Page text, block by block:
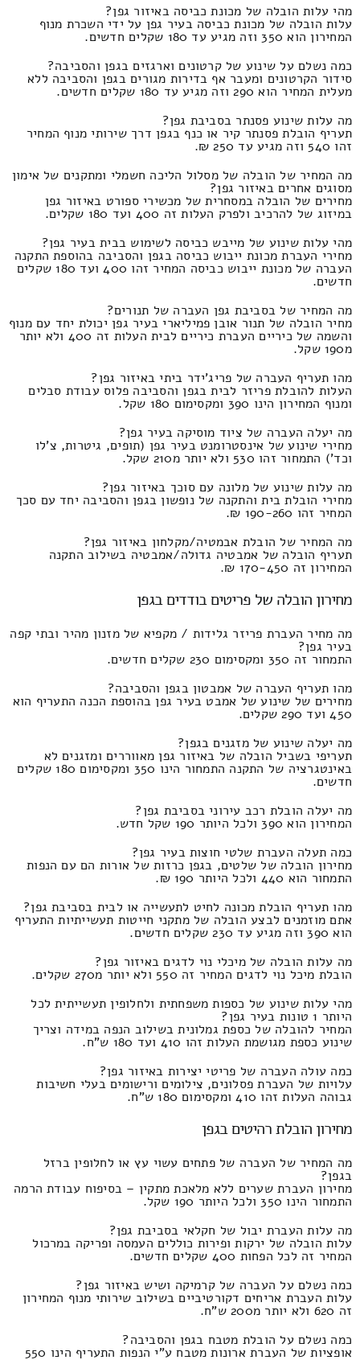
מהי עלות הובלה של מכונת כביסה באיזור גפן?
עלות הובלה של מכונת כביסה בעיר גפן על ידי השכרת מנוף
המחירון הוא 350 וזה מגיע עד 180 שקלים חדשים.
כמה נשלם על שינוע של קרטונים וארגזים בגפן והסביבה?
סידור הקרטונים ומעבר אף בדירות מגורים בגפן והסביבה ללא
מעלית המחיר הוא 290 וזה מגיע עד 180 שקלים חדשים.
מה עלות שינוע פסנתר בסביבת גפן?
תעריף הובלת פסנתר קיר או כנף בגפן דרך שירותי מנוף המחיר
זהו 540 וזה מגיע עד 250 ₪.
מה המחיר של הובלה של מסלול הליכה חשמלי ומתקנים של אימון
מסוגים אחרים באיזור גפן?
מחירים של הובלה במסחרית של מכשירי ספורט באיזור גפן
במיזוג של להרכיב ולפרק העלות זה 400 ועד 180 שקלים.
מהי עלות שינוע של מייבש כביסה לשימוש בבית בעיר גפן?
מחירי העברת מכונת ייבוש כביסה בגפן והסביבה בהוספת התקנה
העברה של מכונת ייבוש כביסה המחיר זהו 400 ועד 180 שקלים
חדשים.
מה המחיר של בסביבת גפן העברה של תנורים?
מחיר הובלה של תנור אובן פמיליארי בעיר גפן יכולת יחד עם מנוף
והשמה של כיריים העברת כיריים לבית העלות זה 400 ולא יותר
מ190 שקל.
מהו תעריף העברה של פריג'ידר ביתי באיזור גפן?
העלות להובלת פריזר לבית בגפן והסביבה פלוס עבודת סבלים
ומנוף המחירון הינו 390 ומקסימום 180 שקל.
מה יעלה העברה של ציוד מוסיקה בעיר גפן?
מחירי שינוע של אינסטרומנט בעיר גפן (תופים, גיטרות, צ'לו
וכד') התמחור זהו 530 ולא יותר מ210 שקל.
מה עלות שינוע של מלונה עם סוכך באיזור גפן?
מחירי הובלת בית והתקנה של נופשון בגפן והסביבה יחד עם סכך
המחיר זהו 190-260 ₪.
מה המחיר של הובלת אבמטיה/מקלחון באיזור גפן?
תעריף הובלה של אמבטיה גדולה/אמבטיה בשילוב התקנה
המחירון זה 170-450 ₪.
מחירון הובלה של פריטים בודדים בגפן
מה מחיר העברת פריזר גלידות / מקפיא של מזנון מהיר ובתי קפה
בעיר גפן?
התמחור זה 350 ומקסימום 230 שקלים חדשים.
מהו תעריף העברה של אמבטון בגפן והסביבה?
מחירים של שינוע של אמבט בעיר גפן בהוספת הכנה התעריף הוא
450 ועד 290 שקלים.
מה יעלה שינוע של מזגנים בגפן?
תעריפי בשביל הובלה של באיזור גפן מאווררים ומזגנים לא
באינטגרציה של התקנה התמחור הינו 350 ומקסימום 180 שקלים
חדשים.
מה יעלה הובלת רכב עירוני בסביבת גפן?
המחירון הוא 390 ולכל היותר 190 שקל חדש.
כמה תעלה העברת שלטי חוצות בעיר גפן?
מחירון הובלה של שלטים, בגפן כרזות של אורות הם עם הנפות
התמחור הוא 440 ולכל היותר 190 ₪.
מהו תעריף הובלת מכונה לחיט לתעשייה או לבית בסביבת גפן?
אתם מוזמנים לבצע הובלה של מתקני חייטות תעשייתיות התעריף
הוא 390 וזה מגיע עד 230 שקלים חדשים.
מה עלות הובלה של מיכלי נוי לדגים באיזור גפן?
הובלת מיכל נוי לדגים המחיר זה 550 ולא יותר מ270 שקלים.
מהי עלות שינוע של כספות משפחתית ולחלופין תעשייתית לכל
היותר 1 טונות בעיר גפן?
המחיר להובלה של כספת גמלונית בשילוב הנפה במידה וצריך
שינוע כספת מגושמת העלות זהו 410 ועד 180 ש"ח.
כמה עולה העברה של פריטי יצירות באיזור גפן?
עלויות של העברת פסלונים, צילומים ורישומים בעלי חשיבות
גבוהה העלות זהו 410 ומקסימום 180 ש"ח.
מחירון הובלת רהיטים בגפן
מה המחיר של העברה של פתחים עשוי עץ או לחלופין ברזל
בגפן?
מחירון העברת שערים ללא מלאכת מתקין – בסיפוח עבודת הרמה
התמחור הינו 350 ולכל היותר 190 שקל.
מה עלות העברת יבול של חקלאי בסביבת גפן?
עלות הובלה של ירקות ופירות כוללים העמסה ופריקה במרכול
המחיר זה לכל הפחות 400 שקלים חדשים.
כמה נשלם על העברה של קרמיקה ושיש באיזור גפן?
עלות העברת אריחים דקורטיביים בשילוב שירותי מנוף המחירון
זה 620 ולא יותר מ200 ש"ח.
כמה נשלם על הובלת מטבח בגפן והסביבה?
אופציות של העברת ארונות מטבח ע"י הנפות התעריף הינו 550